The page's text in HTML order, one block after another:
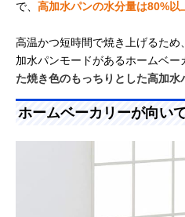
で、 高加水パンの水分量は80%以
高温かつ短時間で焼き上げるた
加水パンモードがあるホームベー
た焼き色のもっちりとした高加水
ホームベーカリーが向い